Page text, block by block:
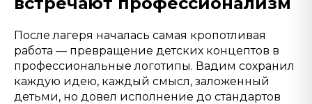
После лагеря началась самая кропотливая
работа — превращение детских концептов в
профессиональные логотипы. Вадим сохранил
каждую идею, каждый смысл, заложенный
детьми, но довел исполнение до стандартов